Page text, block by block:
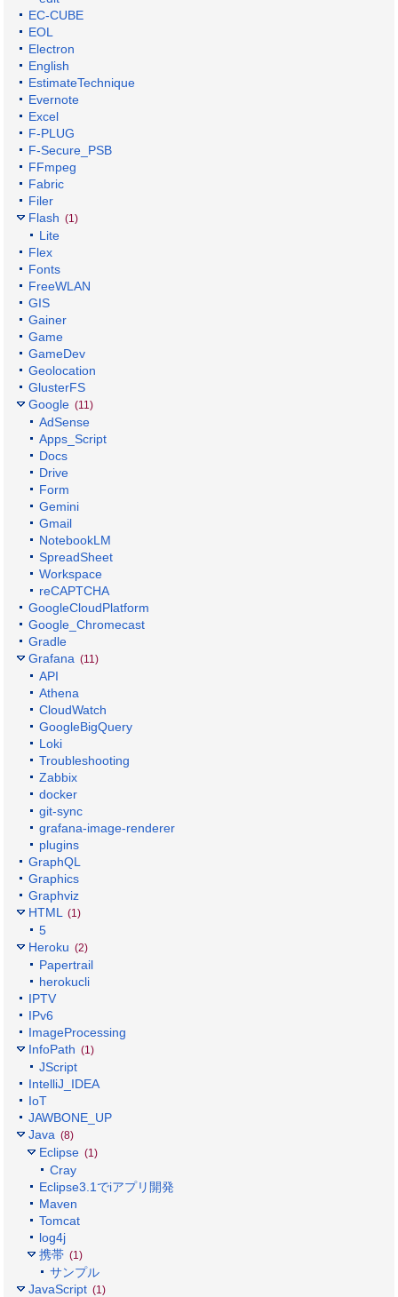
EC-CUBE
EOL
Electron
English
EstimateTechnique
Evernote
Excel
F-PLUG
F-Secure_PSB
FFmpeg
Fabric
Filer
Flash (1)
Lite
Flex
Fonts
FreeWLAN
GIS
Gainer
Game
GameDev
Geolocation
GlusterFS
Google (11)
AdSense
Apps_Script
Docs
Drive
Form
Gemini
Gmail
NotebookLM
SpreadSheet
Workspace
reCAPTCHA
GoogleCloudPlatform
Google_Chromecast
Gradle
Grafana (11)
API
Athena
CloudWatch
GoogleBigQuery
Loki
Troubleshooting
Zabbix
docker
git-sync
grafana-image-renderer
plugins
GraphQL
Graphics
Graphviz
HTML
(1)
5
Heroku (2)
Papertrail
herokucli
IPTV
IPv6
ImageProcessing
InfoPath (1)
JScript
IntelliJ_IDEA
IoT
JAWBONE_UP
Java (8)
Eclipse (1)
Cray
Eclipse3.1でiアプリ開発
Maven
Tomcat
log4j
携帯 (1)
サンプル
JavaScript (1)